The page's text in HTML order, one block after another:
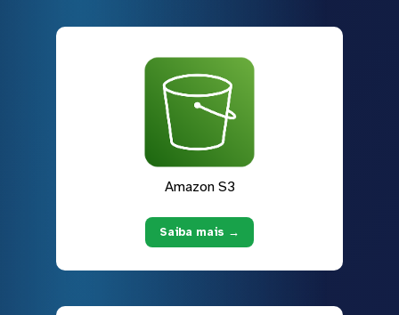
Amazon S3
Saiba mais →